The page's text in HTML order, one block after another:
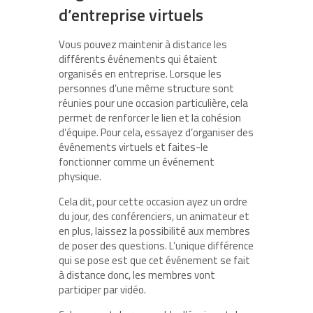
d’entreprise virtuels
Vous pouvez maintenir à distance les
différents événements qui étaient
organisés en entreprise. Lorsque les
personnes d’une même structure sont
réunies pour une occasion particulière, cela
permet de renforcer le lien et la cohésion
d’équipe. Pour cela, essayez d’organiser des
événements virtuels et faites-le
fonctionner comme un événement
physique.
Cela dit, pour cette occasion ayez un ordre
du jour, des conférenciers, un animateur et
en plus, laissez la possibilité aux membres
de poser des questions. L’unique différence
qui se pose est que cet événement se fait
à distance donc, les membres vont
participer par vidéo.